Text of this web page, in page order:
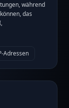
während
das
Adressen